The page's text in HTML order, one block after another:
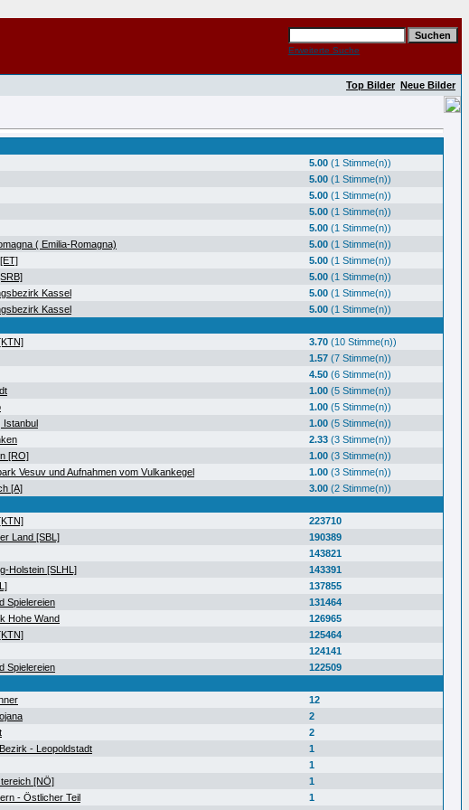
Erweiterte Suche
Top Bilder Neue Bilder
5.00 (1 Stimme(n))
5.00 (1 Stimme(n))
5.00 (1 Stimme(n))
5.00 (1 Stimme(n))
5.00 (1 Stimme(n))
( Emilia-Romagna) 5.00 (1 Stimme(n))
5.00 (1 Stimme(n))
5.00 (1 Stimme(n))
Kassel 5.00 (1 Stimme(n))
Kassel 5.00 (1 Stimme(n))
3.70 (10 Stimme(n))
1.57 (7 Stimme(n))
4.50 (6 Stimme(n))
1.00 (5 Stimme(n))
1.00 (5 Stimme(n))
Istanbul 1.00 (5 Stimme(n))
2.33 (3 Stimme(n))
[RO] 1.00 (3 Stimme(n))
Vesuv und Aufnahmen vom Vulkankegel 1.00 (3 Stimme(n))
[A] 3.00 (2 Stimme(n))
223710
Land [SBL]
190389
143821
Holstein [SLHL]
143391
137855
Spielereien
131464
Hohe Wand
126965
125464
124141
Spielereien
122509
12
2
2
- Leopoldstadt
1
1
[NÖ]
1
- Östlicher Teil
1